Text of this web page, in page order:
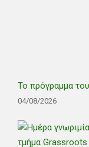
Το πρόγραμμα
04/08/2026